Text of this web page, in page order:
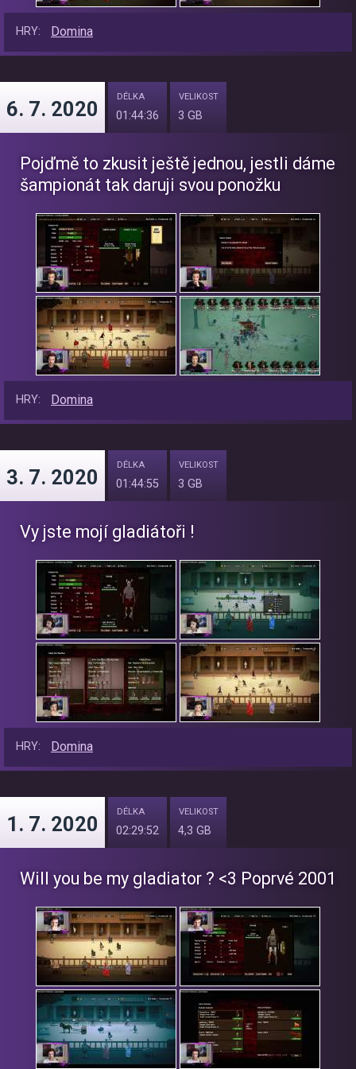
HRY: Domina
6. 7. 2020
DÉLKA
01:44:36
VELIKOST
3 GB
Pojďmě to zkusit ještě jednou, jestli dáme
šampionát tak daruji svou ponožku
HRY: Domina
3. 7. 2020
DÉLKA
01:44:55
VELIKOST
3 GB
Vy jste mojí gladiátoři !
HRY: Domina
1. 7. 2020
DÉLKA
02:29:52
VELIKOST
4,3 GB
Will you be my gladiator ? <3 Poprvé 2001